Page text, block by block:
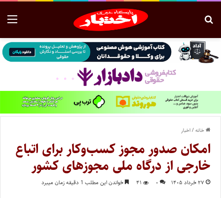
خانه/اخبار
امکان صدور مجوز کسب‌وکار برای اتباع
خارجی از درگاه ملی مجوزهای کشور
۲۷ خرداد ۱۴۰۵ ۰ ۴۱ خواندن این مطلب 1 دقیقه زمان میبرد